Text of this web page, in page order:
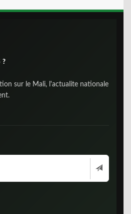
?
sur le Mali, l'actualite nationale